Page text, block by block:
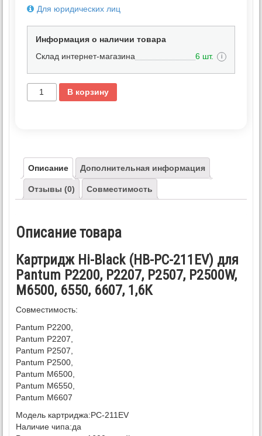
Для юридических лиц
Информация о наличии товара
Склад интернет-магазина
6 шт. i
В корзину
Описание Дополнительная информация
Отзывы (0) Совместимость
Описание товара
Картридж Hi-Black (HB-PC-211EV) для
Pantum P2200, P2207, P2507, P2500W,
M6500, 6550, 6607, 1,6К
Совместимость:
Pantum P2200,
Pantum P2207,
Pantum P2507,
Pantum P2500,
Pantum M6500,
Pantum M6550,
Pantum M6607
Модель картриджа:PC-211EV
Наличие чипа:да